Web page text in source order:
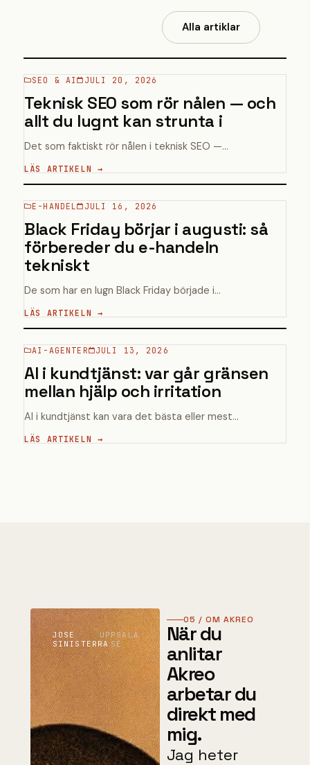
Alla artiklar
SEO & AI JULI 20, 2026
Teknisk SEO som rör nålen — och
allt du lugnt kan strunta i
Det som faktiskt rör nålen i teknisk SEO —...
LÄS ARTIKELN →
E-HANDEL JULI 16, 2026
Black Friday börjar i augusti: så
förbereder du e-handeln
tekniskt
De som har en lugn Black Friday började i...
LÄS ARTIKELN →
AI-AGENTER JULI 13, 2026
AI i kundtjänst: var går gränsen
mellan hjälp och irritation
AI i kundtjänst kan vara det bästa eller mest...
LÄS ARTIKELN →
JOSE
SINISTERRA
UPPSALA
· SE
05 / OM AKREO
När du
anlitar
Akreo
arbetar du
direkt med
mig.
Jag heter